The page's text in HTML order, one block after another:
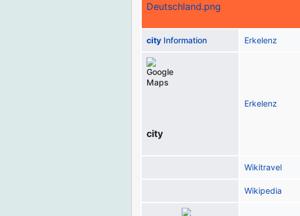
city Information Erkelenz
city
Erkelenz
Wikitravel
Wikipedia